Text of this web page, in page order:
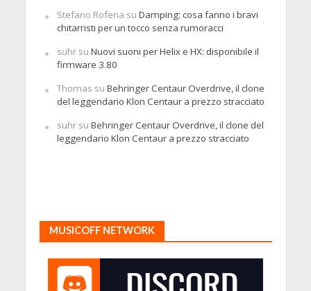
Stefano Rofena su Damping: cosa fanno i bravi
chitarristi per un tocco senza rumoracci
suhrsu Nuovi suoni per Helix e HX: disponibile il
firmware 3.80
Thomas su Behringer Centaur Overdrive, il clone
del leggendario Klon Centaur a prezzo stracciato
suhrsu Behringer Centaur Overdrive, il clone del
leggendario Klon Centaur a prezzo stracciato
MUSICOFF NETWORK